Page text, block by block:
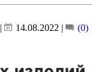
| 14.08.2022 | (0)